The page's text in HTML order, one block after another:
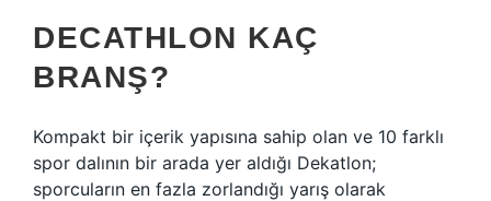
DECATHLON KAÇ
BRANŞ?
Kompakt bir içerik yapısına sahip olan ve 10 farklı
spor dalının bir arada yer aldığı Dekatlon;
sporcuların en fazla zorlandığı yarış olarak